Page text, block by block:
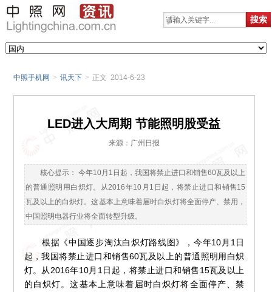
中照手机网 > 讯天下 > 正文 2014-6-23
LED进入大周期 节能照明股受益
来源：广州日报
核心提示： 今年10月1日起，我国将禁止进口和销售60瓦及以上
的普通照明用白炽灯。从2016年10月1日起，将禁止进口和销售15
瓦及以上的白炽灯。这基本上意味着届时白炽灯将全面停产、禁用，
中国照明电器行业将全面转型升级。
根据《中国逐步淘汰白炽灯路线图》，今年10月1日
起，我国将禁止进口和销售60瓦及以上的普通照明用白炽
灯。从2016年10月1日起，将禁止进口和销售15瓦及以上
的白炽灯。这基本上意味着届时白炽灯将全面停产、禁